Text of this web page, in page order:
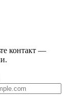
контакт —